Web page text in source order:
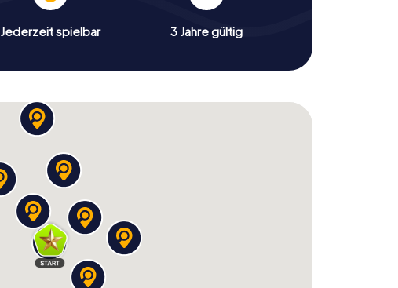
Jederzeit spielbar 3 Jahre gültig